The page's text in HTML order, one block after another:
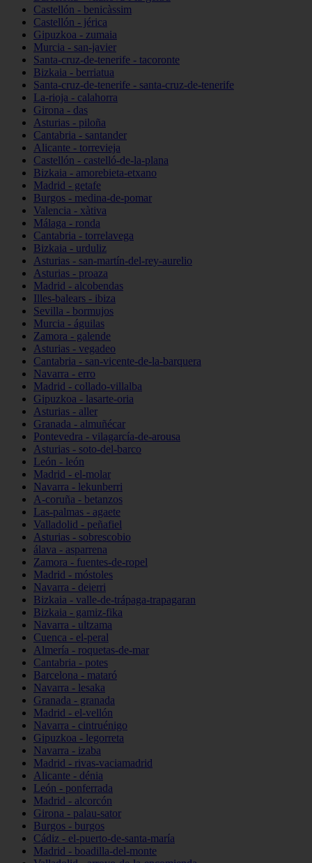
Castellón - benicàssim
Castellón - jérica
Gipuzkoa - zumaia
Murcia - san-javier
Santa-cruz-de-tenerife - tacoronte
Bizkaia - berriatua
Santa-cruz-de-tenerife - santa-cruz-de-tenerife
La-rioja - calahorra
Girona - das
Asturias - piloña
Cantabria - santander
Alicante - torrevieja
Castellón - castelló-de-la-plana
Bizkaia - amorebieta-etxano
Madrid - getafe
Burgos - medina-de-pomar
Valencia - xàtiva
Málaga - ronda
Cantabria - torrelavega
Bizkaia - urduliz
Asturias - san-martín-del-rey-aurelio
Asturias - proaza
Madrid - alcobendas
Illes-balears - ibiza
Sevilla - bormujos
Murcia - águilas
Zamora - galende
Asturias - vegadeo
Cantabria - san-vicente-de-la-barquera
Navarra - erro
Madrid - collado-villalba
Gipuzkoa - lasarte-oria
Asturias - aller
Granada - almuñécar
Pontevedra - vilagarcía-de-arousa
Asturias - soto-del-barco
León - león
Madrid - el-molar
Navarra - lekunberri
A-coruña - betanzos
Las-palmas - agaete
Valladolid - peñafiel
Asturias - sobrescobio
álava - asparrena
Zamora - fuentes-de-ropel
Madrid - móstoles
Navarra - deierri
Bizkaia - valle-de-trápaga-trapagaran
Bizkaia - gamiz-fika
Navarra - ultzama
Cuenca - el-peral
Almería - roquetas-de-mar
Cantabria - potes
Barcelona - mataró
Navarra - lesaka
Granada - granada
Madrid - el-vellón
Navarra - cintruénigo
Gipuzkoa - legorreta
Navarra - izaba
Madrid - rivas-vaciamadrid
Alicante - dénia
León - ponferrada
Madrid - alcorcón
Girona - palau-sator
Burgos - burgos
Cádiz - el-puerto-de-santa-maría
Madrid - boadilla-del-monte